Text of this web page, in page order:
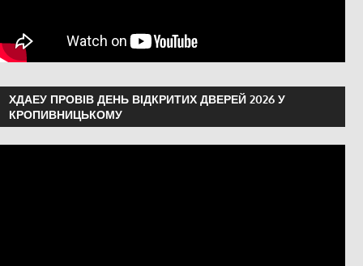
ХДАЕУ ПРОВІВ ДЕНЬ ВІДКРИТИХ ДВЕРЕЙ 2026 У
КРОПИВНИЦЬКОМУ